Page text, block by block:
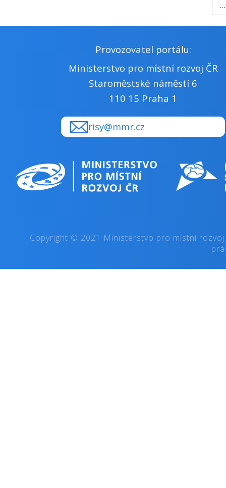
…
Provozovatel portálu:
Ministerstvo pro místní rozvoj ČR
Staroměstské náměstí 6
110 15 Praha 1
risy@mmr.cz
Copyright © 2021 Ministerstvo pro místní rozvoj